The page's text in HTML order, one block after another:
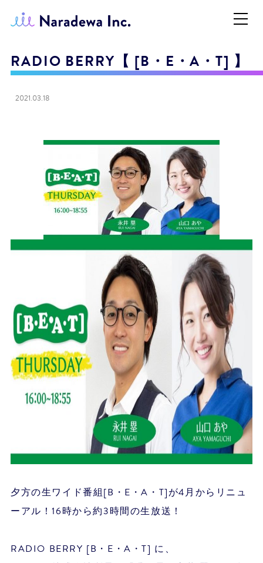
RADIO BERRY【 [B・E・A・T] 】
2021.03.18
夕方の生ワイド番組[B・E・A・T]が4月からリニュ
ーアル！16時から約3時間の生放送！
RADIO BERRY [B・E・A・T] に、